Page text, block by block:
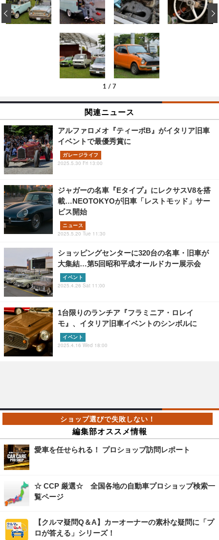
1 / 7
‹
関連ニュース
アルファロメオ『ティーポB』がイタリア旧車
イベントで最優秀賞に
ガレージライフ
2025.5.30 Fri 13:00
ジャガーの名車『Eタイプ』にレクサスV8を搭
載…NEOTOKYOが旧車「レストモッド」サー
ビス開始
ニュース
2025.5.20 Tue 11:30
ショッピングセンターに320台の名車・旧車が
大集結…第5回昭和平成オールドカー展示会
イベント
2025.4.26 Sat 11:00
1台限りのランチア『フラミニア・ロレイ
モ』、イタリア旧車イベントのシンボルに
イベント
2025.4.16 Wed 18:00
編集部オススメ情報
愛車を任せられる！ プロショップ訪問レポート
☆ CCP 厳選☆ 全国各地の自動車プロショップ検索一
覧ページ
【クルマ疑問Q＆A】カーオーナーの素朴な疑問に「プ
ロが答える」シリーズ！